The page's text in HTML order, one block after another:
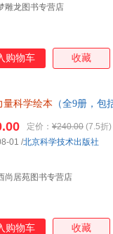
雕龙图书专营店
购物车 收藏
量科学绘本 （全9册，包
定价： ¥240.00 (7.5折)
尚居苑图书专营店
01 /北京科学技术出版社
购物车 收藏